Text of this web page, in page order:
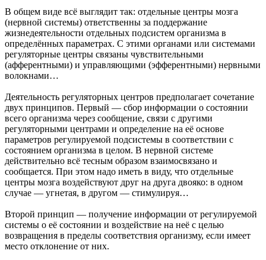
В общем виде всё выглядит так: отдельные центры мозга
(нервной системы) ответственны за поддержание
жизнедеятельности отдельных подсистем организма в
определённых параметрах. С этими органами или системами
регуляторные центры связаны чувствительными
(афферентными) и управляющими (эфферентными) нервными
волокнами…
Деятельность регуляторных центров предполагает сочетание
двух принципов. Первый — сбор информации о состоянии
всего организма через сообщение, связи с другими
регуляторными центрами и определение на её основе
параметров регулируемой подсистемы в соответствии с
состоянием организма в целом. В нервной системе
действительно всё тесным образом взаимосвязано и
сообщается. При этом надо иметь в виду, что отдельные
центры мозга воздействуют друг на друга двояко: в одном
случае — угнетая, в другом — стимулируя…
Второй принцип — получение информации от регулируемой
системы о её состоянии и воздействие на неё с целью
возвращения в пределы соответствия организму, если имеет
место отклоне­ние от них.